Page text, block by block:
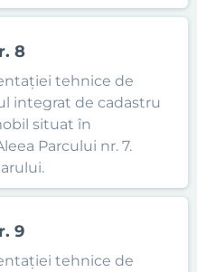
8
tehnice de
integrat de cadastru
situat în
Parcului nr. 7.
9
tehnice de